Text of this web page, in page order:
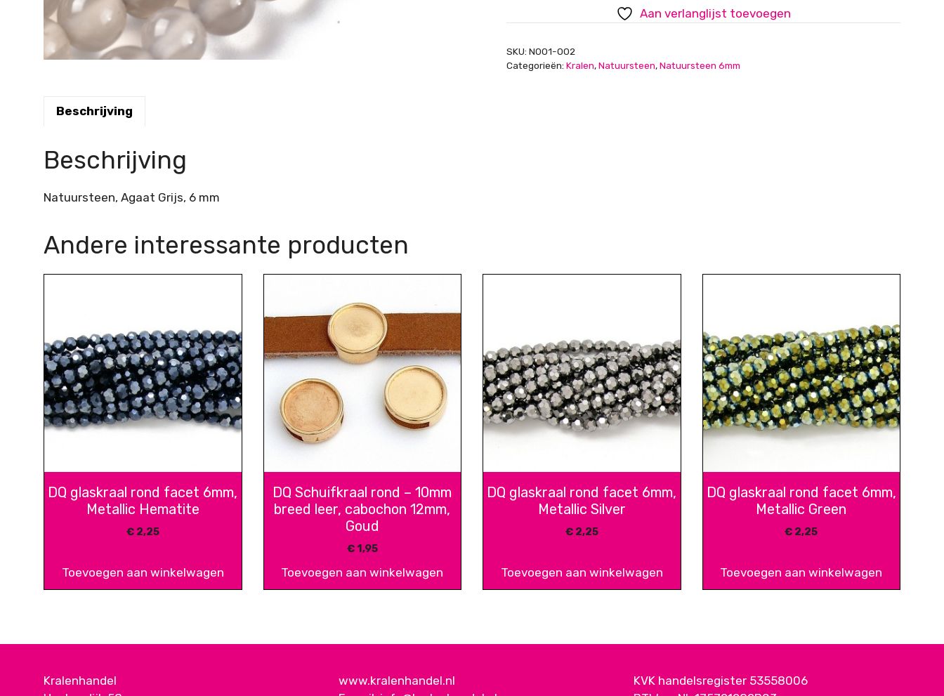
mm
Aan verlanglijst toevoegen
SKU: N001-002
Categorieën: Kralen,Natuursteen,Natuursteen 6mm
Beschrijving
Beschrijving
Natuursteen, Agaat Grijs, 6 mm
Andere interessante producten
DQ glaskraal rond facet 6mm,
Metallic Hematite
€2,25
Toevoegen aan winkelwagen
DQ Schuifkraal rond – 10mm
breed leer, cabochon 12mm,
Goud
€1,95
Toevoegen aan winkelwagen
DQ glaskraal rond facet 6mm,
Metallic Silver
€2,25
Toevoegen aan winkelwagen
DQ glaskraal rond facet 6mm,
Metallic Green
€ 2,25
Toevoegen aan winkelwagen
Kralenhandel
www.kralenhandel.nl
KVK handelsregister 53558006